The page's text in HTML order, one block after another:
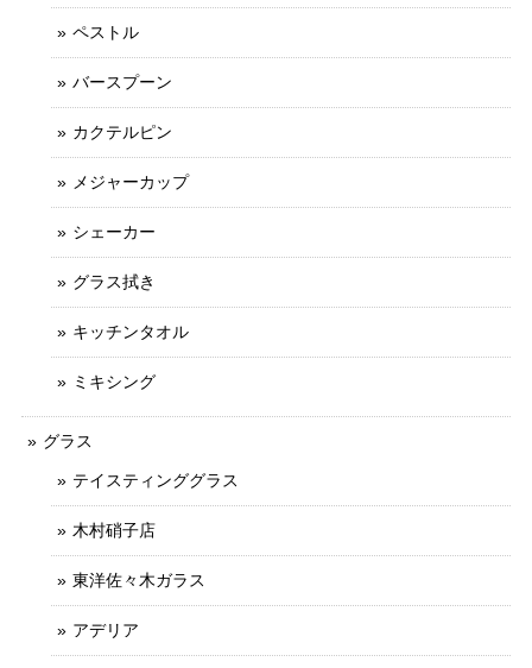
ペストル
バースプーン
カクテルピン
メジャーカップ
シェーカー
グラス拭き
キッチンタオル
ミキシング
グラス
テイスティンググラス
木村硝子店
東洋佐々木ガラス
アデリア